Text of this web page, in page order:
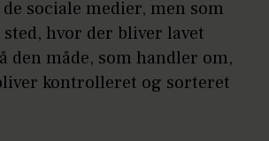
sociale medier, men som
hvor der bliver lavet
den måde, som handler om,
kontrolleret og sorteret